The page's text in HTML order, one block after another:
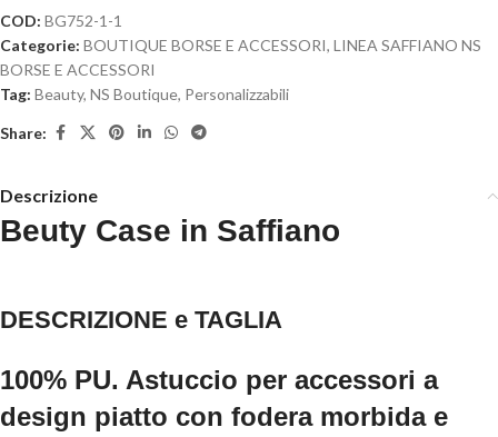
COD: BG752-1-1
Categorie: BOUTIQUE BORSE E ACCESSORI, LINEA SAFFIANO NS
BORSE E ACCESSORI
Tag: Beauty, NS Boutique, Personalizzabili
Share:
Descrizione
Beuty Case in Saffiano
DESCRIZIONE e TAGLIA
100% PU. Astuccio per accessori a
design piatto con fodera morbida e